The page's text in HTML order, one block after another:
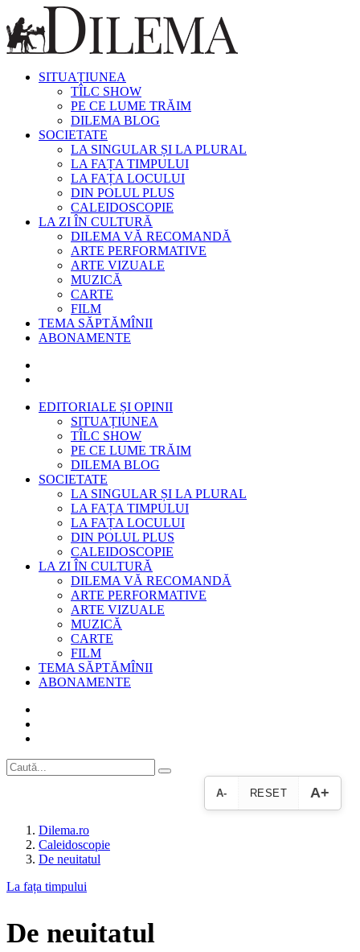
SITUAȚIUNEA
TÎLC SHOW
PE CE LUME TRĂIM
DILEMA BLOG
SOCIETATE
LA SINGULAR ȘI LA PLURAL
LA FAȚA TIMPULUI
LA FAȚA LOCULUI
DIN POLUL PLUS
CALEIDOSCOPIE
LA ZI ÎN CULTURĂ
DILEMA VĂ RECOMANDĂ
ARTE PERFORMATIVE
ARTE VIZUALE
MUZICĂ
CARTE
FILM
TEMA SĂPTĂMÎNII
ABONAMENTE
EDITORIALE ȘI OPINII
SITUAȚIUNEA
TÎLC SHOW
PE CE LUME TRĂIM
DILEMA BLOG
SOCIETATE
LA SINGULAR ȘI LA PLURAL
LA FAȚA TIMPULUI
LA FAȚA LOCULUI
DIN POLUL PLUS
CALEIDOSCOPIE
LA ZI ÎN CULTURĂ
DILEMA VĂ RECOMANDĂ
ARTE PERFORMATIVE
ARTE VIZUALE
MUZICĂ
CARTE
FILM
TEMA SĂPTĂMÎNII
ABONAMENTE
A- RESET A+
Dilema.ro
Caleidoscopie
De neuitatul
La fața timpului
De neuitatul